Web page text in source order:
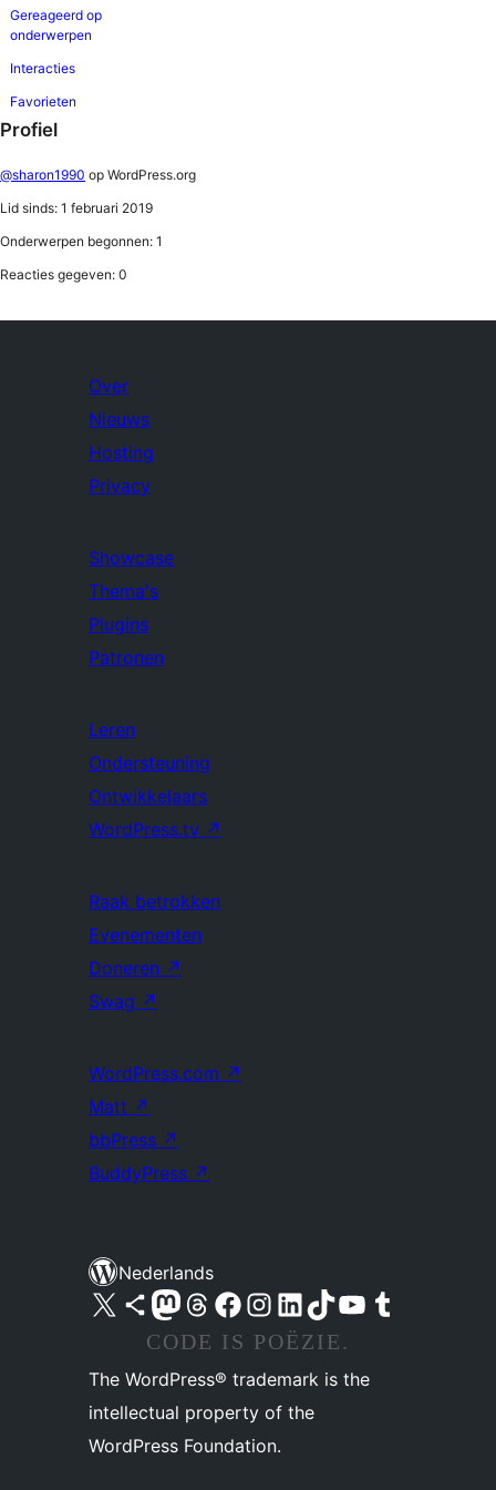
Gereageerd op
onderwerpen
Interacties
Favorieten
Profiel
@sharon1990 op WordPress.org
Lid sinds: 1 februari 2019
Onderwerpen begonnen: 1
Reacties gegeven: 0
Over
Nieuws
Hosting
Privacy
Showcase
Thema's
Plugins
Patronen
Leren
Ondersteuning
Ontwikkelaars
WordPress.tv ↗
Raak betrokken
Evenementen
Doneren ↗
Swag ↗
WordPress.com ↗
Matt ↗
bbPress ↗
BuddyPress ↗
Nederlands
Bezoek ons X (voorheen Twitter) account
Bezoek ons Bluesky account
Bezoek ons Mastodon account
Bezoek ons Threads account
Onze Facebook pagina bezoeken
Bezoek ons Instagram account
Bezoek ons LinkedIn account
Bezoek ons TikTok account
Bezoek ons YouTube kanaalBezoek ons Tumblr account
CODE IS POËZIE.
The WordPress® trademark is the
intellectual property of the
WordPress Foundation.